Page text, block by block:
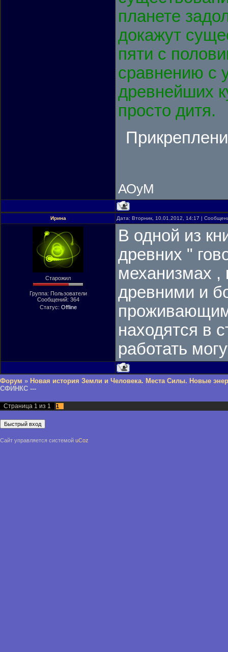
планете
докажут
пяти с
сравнению с
древнейших
просто дитя.
АОуМ
Ирина Дата: Вторник, 10.01.2012, 14:17 |
Старожил
Группа: Пользователи
Сообщений: 364
Статус: Offline
В одной из
древних "
механизмах ,
древними и
находятся в
работать
Форум » Новая история Земли и Человека. Места Силы. Новые
СФИНКС ---
Страница 1 из 1 1
Сайт управляется системой uCoz